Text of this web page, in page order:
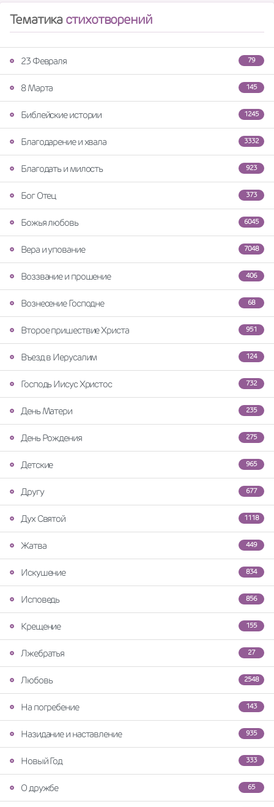
Тематикастихотворений
79
23 Февраля
145
8 Марта
1245
Библейские истории
3332
Благодарение и хвала
923
Благодать и милость
373
Бог Отец
6045
Божья любовь
7048
Вера и упование
406
Воззвание и прошение
68
Вознесение Господне
951
Второе пришествие Христа
124
Въезд в Иерусалим
732
Господь Иисус Христос
235
День Матери
275
День Рождения
965
Детские
677
Другу
1118
Дух Святой
449
Жатва
834
Искушение
856
Исповедь
155
Крещение
27
Лжебратья
2548
Любовь
143
На погребение
935
Назидание и наставление
333
Новый Год
65
О дружбе